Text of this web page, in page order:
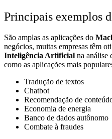
Principais exemplos
São amplas as aplicações do
negócios, muitas empresas têm
Inteligência Artificial na análise
como as aplicações mais
Tradução de textos
Chatbot
Recomendação de
Economia de energia
Banco de dados autônomo
Combate à fraudes